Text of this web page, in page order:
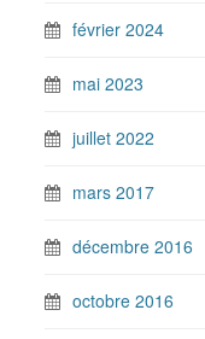
février 2024
mai 2023
juillet 2022
mars 2017
décembre 2016
octobre 2016